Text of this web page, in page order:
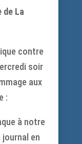
de La
contre
soir
aux
:
à notre
journal en